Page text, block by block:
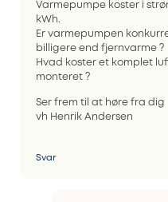
Varmepumpe koster i
kWh.
Er varmepumpen
billigere end fjernvarme ?
Hvad koster et komplet
monteret ?
Ser frem til at høre fra dig
vh Henrik Andersen
Svar